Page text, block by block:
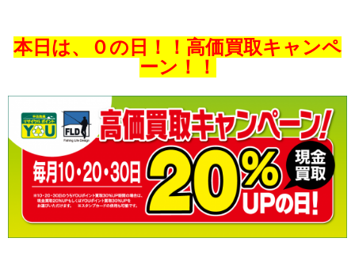
本日は、０の日！！高価買取キャンペ
ーン！！